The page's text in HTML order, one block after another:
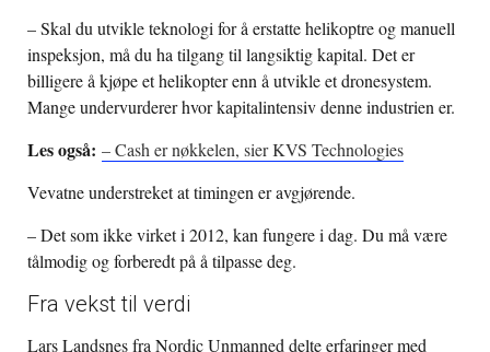
– Skal du utvikle teknologi for å erstatte helikoptre og manuell
inspeksjon, må du ha tilgang til langsiktig kapital. Det er
billigere å kjøpe et helikopter enn å utvikle et dronesystem.
Mange undervurderer hvor kapitalintensiv denne industrien er.
Les også: – Cash er nøkkelen, sier KVS Technologies
Vevatne understreket at timingen er avgjørende.
– Det som ikke virket i 2012, kan fungere i dag. Du må være
tålmodig og forberedt på å tilpasse deg.
Fra vekst til verdi
Lars Landsnes fra Nordic Unmanned delte erfaringer med